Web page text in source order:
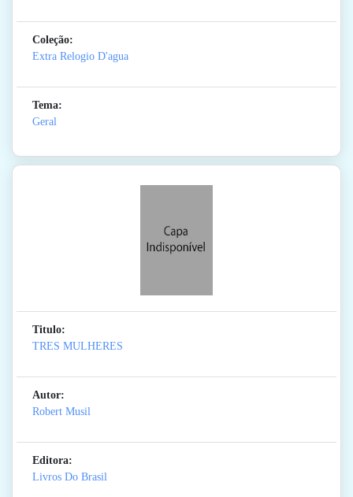
Coleção:
Extra Relogio D'agua
Tema:
Geral
Titulo:
TRES MULHERES
Autor:
Robert Musil
Editora:
Livros Do Brasil